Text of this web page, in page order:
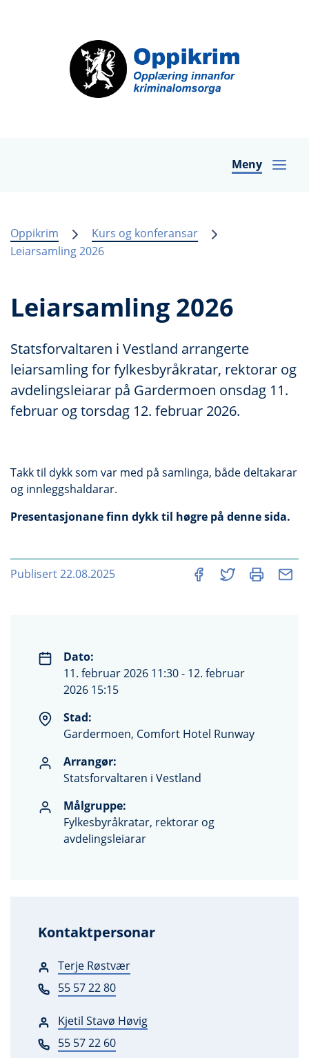
Meny
Oppikrim
Kurs og konferansar
Leiarsamling 2026
Leiarsamling 2026
Statsforvaltaren i Vestland arrangerte
leiarsamling for fylkesbyråkratar, rektorar og
avdelingsleiarar på Gardermoen onsdag 11.
februar og torsdag 12. februar 2026.
Takk til dykk som var med på samlinga, både deltakarar
og innleggshaldarar.
Presentasjonane finn dykk til høgre på denne sida.
Publisert 22.08.2025
Dato:
11. februar 2026 11:30 - 12. februar
2026 15:15
Stad:
Gardermoen, Comfort Hotel Runway
Arrangør:
Statsforvaltaren i Vestland
Målgruppe:
Fylkesbyråkratar, rektorar og
avdelingsleiarar
Kontaktpersonar
Terje Røstvær
55 57 22 80
Kjetil Stavø Høvig
55 57 22 60